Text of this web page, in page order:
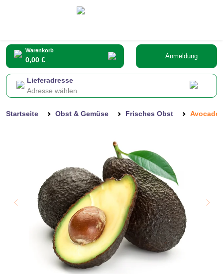
Warenkorb
0,00 € Anmeldung
Lieferadresse
Adresse wählen
Startseite Obst & Gemüse Frisches Obst Avocado